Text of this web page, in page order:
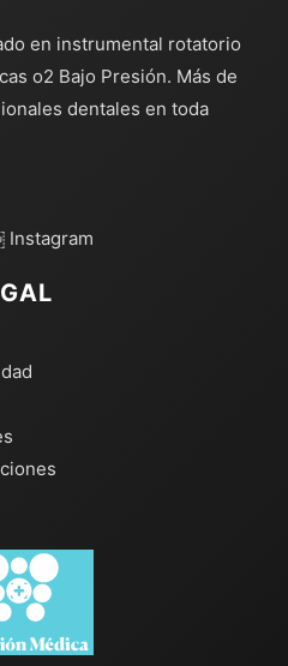
en instrumental rotatorio
o2 Bajo Presión. Más de
dentales en toda